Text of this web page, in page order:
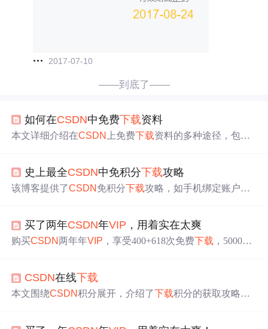
2017-07-10
——到底了——
如何在CSDN中免费下载资料
本文详细介绍在CSDN 上免费下载资料的多种途径，包括
有效积累下载积分。
史上最全CSDN中免积分下载攻略
该博客提供了CSDN 免积分下载攻略，如手机绑定账户、
则，包括发布文章、被评论、阅读量、投票等的积分计算
方式及相关限制。
买了两年CSDN年VIP ，用着实在太爽
购买CSDN两年年VIP ，享受400+618次免费下载 ，5000
是程序员的不错选择。
CSDN在线下载
本文围绕CSDN积分展开，介绍了下载积分的获取攻略，